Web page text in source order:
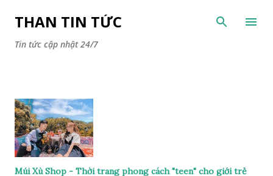
Chuyển đến nội dung chính
THAN TIN TỨC
Tin tức cập nhật 24/7
Múi Xù Shop - Thời trang phong cách "teen" cho giới trẻ